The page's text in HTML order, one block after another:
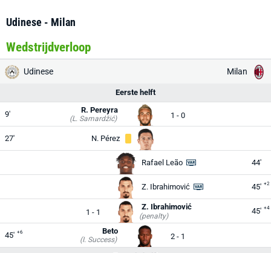
Udinese - Milan
Wedstrijdverloop
Udinese Milan
Eerste helft
9' (L. Samardžić)
R. Pereyra
1 - 0
27' N. Pérez
Rafael Leão 44'
Z. Ibrahimović 45' +2
1 - 1
Z. Ibrahimović
(penalty)
45' +4
45' +6
(I. Success)
Beto
2 - 1